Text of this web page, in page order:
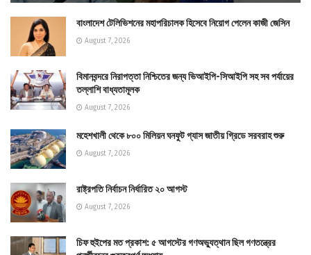
বাংলাদেশ টেলিভিশনের মহাপরিচালক হিসেবে নিয়োগ পেলেন কাজী জেসিন
August 7, 2026
বিমানবন্দরে নিরাপত্তা নিশ্চিতের জন্য ভিআইপি-সিআইপি সহ সব পর্যায়ের
তল্লাশি বাধ্যতামূলক
August 7, 2026
মহেশখালী থেকে ৮০০ মিলিয়ন ঘনফুট গ্যাস জাতীয় গ্রিডে সরবরাহ শুরু
August 7, 2026
রাষ্ট্রপতি নির্বাচন নির্ধারিত ২০ আগস্ট
August 7, 2026
চিফ হুইপের মত প্রকাশ: ৫ আগস্টের গণঅভ্যুত্থান ছিল গণতন্ত্রের